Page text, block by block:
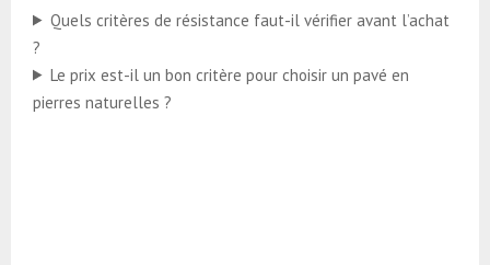
Quels critères de résistance faut-il vérifier avant l’achat
?
Le prix est-il un bon critère pour choisir un pavé en
pierres naturelles ?